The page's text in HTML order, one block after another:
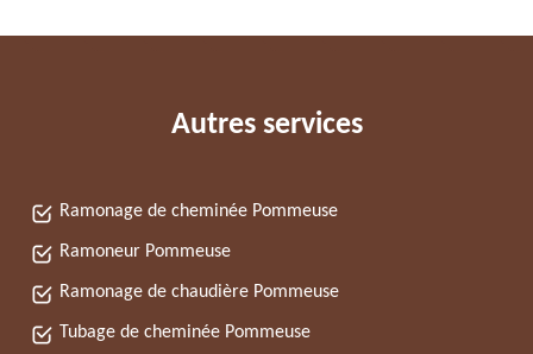
Autres services
Ramonage de cheminée Pommeuse
Ramoneur Pommeuse
Ramonage de chaudière Pommeuse
Tubage de cheminée Pommeuse